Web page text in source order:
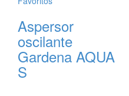
Aspersor
oscilante
Gardena AQUA
S